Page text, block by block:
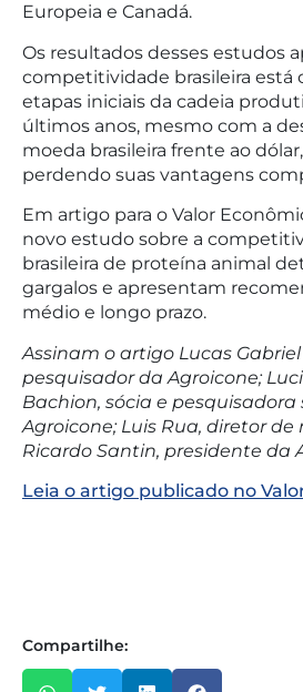
Europeia e Canadá.
Os resultados desses estudos
competitividade brasileira está
etapas iniciais da cadeia
últimos anos, mesmo com a
moeda brasileira frente ao
perdendo suas vantagens
Em artigo para o Valor
novo estudo sobre a
brasileira de proteína animal
gargalos e apresentam
médio e longo prazo.
Assinam o artigo Lucas
pesquisador da Agroicone;
Bachion, sócia e pesquisadora
Agroicone; Luis Rua, diretor de
Ricardo Santin, presidente da
Leia o artigo publicado no
Compartilhe: